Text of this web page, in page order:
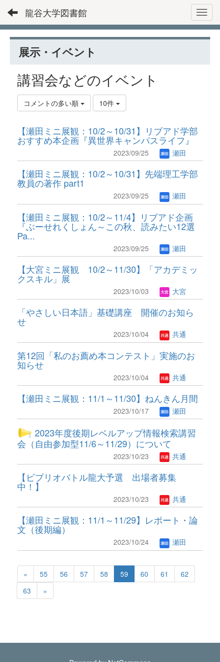
龍谷大学図書館
展示・イベント
講習会などのイベント
コメントの多い順 10件
【瀬田ミニ展観：10/2～10/31】リブアド学部
おすすめ本企画『異世界キャンパスライフ』
2023/09/25 瀬田
【瀬田ミニ展観：10/2～10/31】先端理工学部
教員の著作 part1
2023/09/25 瀬田
【瀬田ミニ展観：10/2～11/4】リブアド企画
『ぶーせれくしょん～この秋、読みたい12選
Pa...
2023/09/25 瀬田
【大宮ミニ展観 10/2～11/30】「アカデミッ
クスキル」展
2023/10/03 大宮
「やさしい日本語」基礎講座 開催のお知ら
せ
2023/10/04 共通
第12回「私のお薦め本コンテスト」実施のお
知らせ
2023/10/04 共通
【瀬田ミニ展観：11/1～11/30】ねんきん月間
2023/10/17 瀬田
2023年度後期レベルアップ情報検索講習
会（自由参加型11/6～11/29）について
2023/10/23 共通
【ビブリオバトル龍大予選 出場者募集
中！】
2023/10/23 共通
【瀬田ミニ展観：11/1～11/29】レポート・論
文（後期編）
2023/10/24 瀬田
« 55 56 57 58 59 60 61
62
63
»